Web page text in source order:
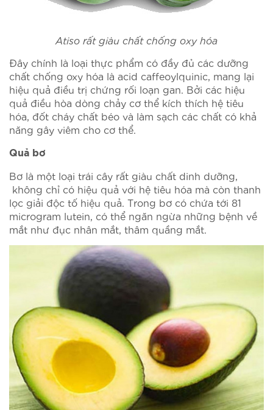
Atiso rất giàu chất chống oxy hóa
Đây chính là loại thực phẩm có đầy đủ các dưỡng
chất chống oxy hóa là acid caffeoylquinic, mang lại
hiệu quả điều trị chứng rối loạn gan. Bởi các hiệu
quả điều hòa dòng chảy cơ thể kích thích hệ tiêu
hóa, đốt cháy chất béo và làm sạch các chất có khả
năng gây viêm cho cơ thể.
Quả bơ
Bơ là một loại trái cây rất giàu chất dinh dưỡng,
không chỉ có hiệu quả với hệ tiêu hóa mà còn thanh
lọc giải độc tố hiệu quả. Trong bơ có chứa tới 81
microgram lutein, có thể ngăn ngừa những bệnh về
mắt như đục nhân mắt, thâm quầng mắt.